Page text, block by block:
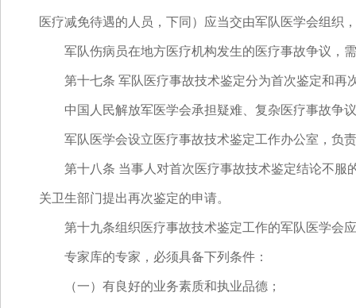
医疗减免待遇的人员，下同）应当交由军队医学会组织
军队伤病员在地方医疗机构发生的医疗事故争议，需
第十七条 军队医疗事故技术鉴定分为首次鉴定和再
中国人民解放军医学会承担疑难、复杂医疗事故争
军队医学会设立医疗事故技术鉴定工作办公室，负
第十八条 当事人对首次医疗事故技术鉴定结论不服
关卫生部门提出再次鉴定的申请。
第十九条组织医疗事故技术鉴定工作的军队医学会
专家库的专家，必须具备下列条件：
（一）有良好的业务素质和执业品德；